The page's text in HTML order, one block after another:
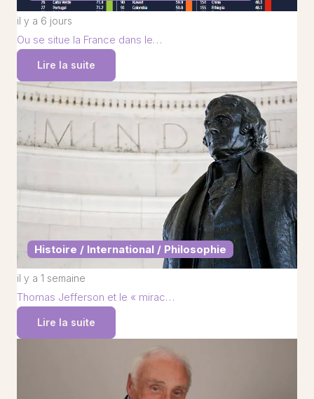
il y a 6 jours
Ou se situe la France dans le…
Lire la suite
Histoire / International / Philosophie
il y a 1 semaine
Thomas Jefferson et le « mirac…
Lire la suite